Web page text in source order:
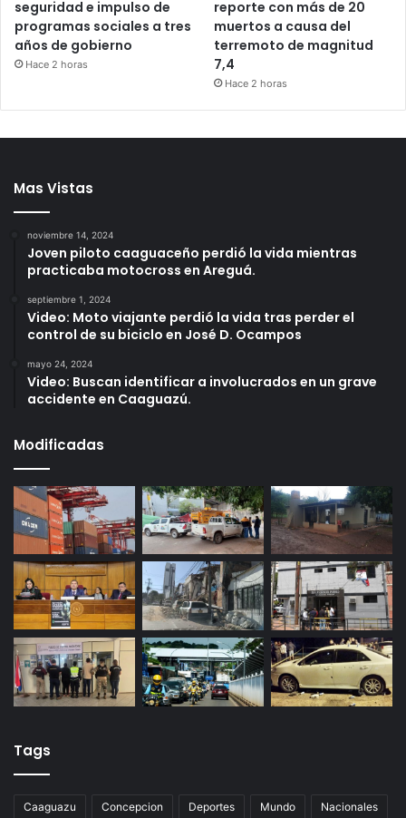
seguridad e impulso de
programas sociales a tres
años de gobierno
Hace 2 horas
reporte con más de 20
muertos a causa del
terremoto de magnitud
7,4
Hace 2 horas
Mas Vistas
noviembre 14, 2024
Joven piloto caaguaceño perdió la vida mientras
practicaba motocross en Areguá.
septiembre 1, 2024
Video: Moto viajante perdió la vida tras perder el
control de su biciclo en José D. Ocampos
mayo 24, 2024
Video: Buscan identificar a involucrados en un grave
accidente en Caaguazú.
Modificadas
Tags
Caaguazu Concepcion Deportes Mundo Nacionales